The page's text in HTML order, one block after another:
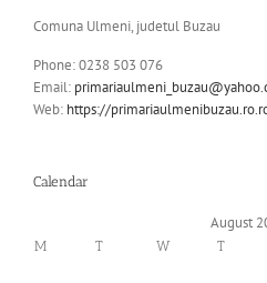
Comuna Ulmeni, judetul Buzau
Phone: 0238 503 076
Email:
Web: https://
Calendar
August
M T W T